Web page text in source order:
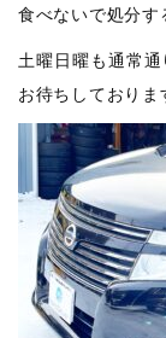
食べないで処分す
土曜日曜も通常
お待ちしておりま